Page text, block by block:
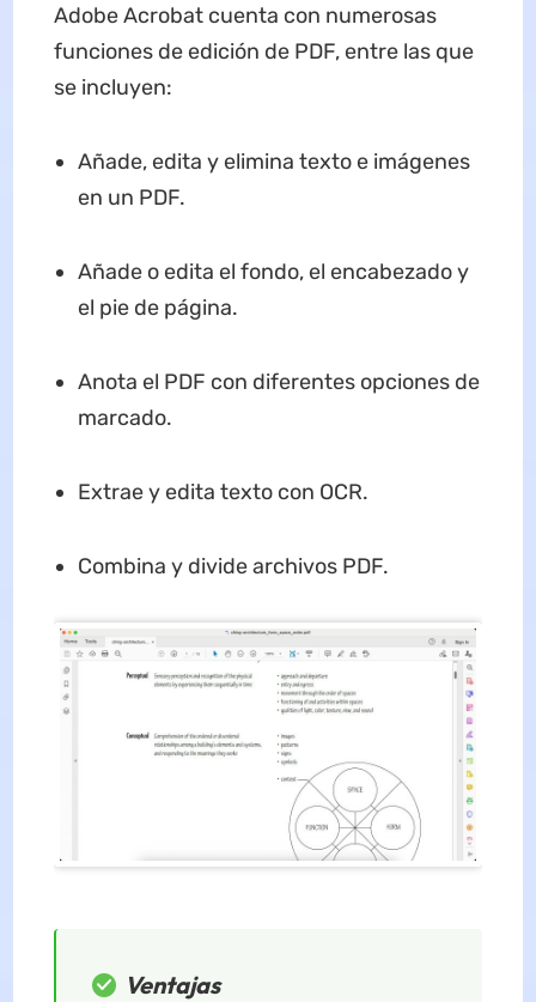
Adobe Acrobat cuenta con numerosas
funciones de edición de PDF, entre las que
se incluyen:
Añade, edita y elimina texto e imágenes
en un PDF.
Añade o edita el fondo, el encabezado y
el pie de página.
Anota el PDF con diferentes opciones de
marcado.
Extrae y edita texto con OCR.
Combina y divide archivos PDF.
Ventajas